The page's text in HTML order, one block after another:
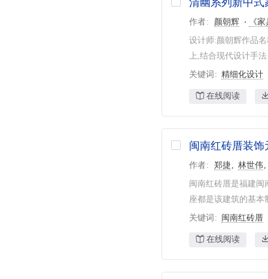
清幽系列新中式
作者 颜朝辉 《
设计师:颜朝辉作品
上,结合现代设计手
关键词 精细化设计
在线阅读
闽南红砖厝装
作者 郑捷 林世伟
闽南红砖厝是福建
座都是该建筑的基
关键词 闽南红砖厝
在线阅读